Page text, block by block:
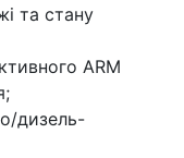
та стану
ARM
дизель-